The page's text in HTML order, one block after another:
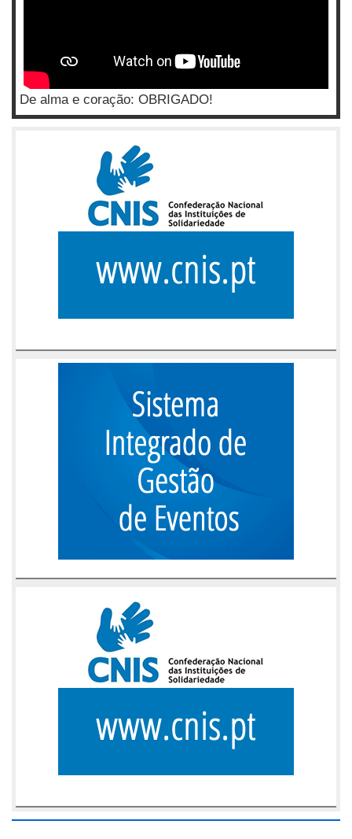
De alma e coração: OBRIGADO!